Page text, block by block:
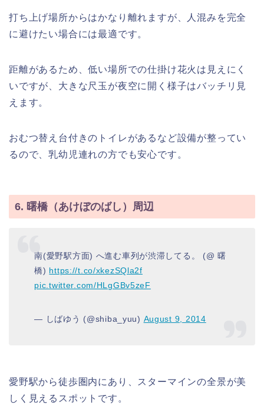
打ち上げ場所からはかなり離れますが、人混みを完全
に避けたい場合には最適です。
距離があるため、低い場所での仕掛け花火は見えにく
いですが、大きな尺玉が夜空に開く様子はバッチリ見
えます。
おむつ替え台付きのトイレがあるなど設備が整ってい
るので、乳幼児連れの方でも安心です。
6. 曙橋（あけぼのばし）周辺
南(愛野駅方面) へ進む車列が渋滞してる。 (@ 曙
橋) https://t.co/xkezSQla2f
pic.twitter.com/HLgGBv5zeF
— しばゆう (@shiba_yuu) August 9, 2014
愛野駅から徒歩圏内にあり、スターマインの全景が美
しく見えるスポットです。